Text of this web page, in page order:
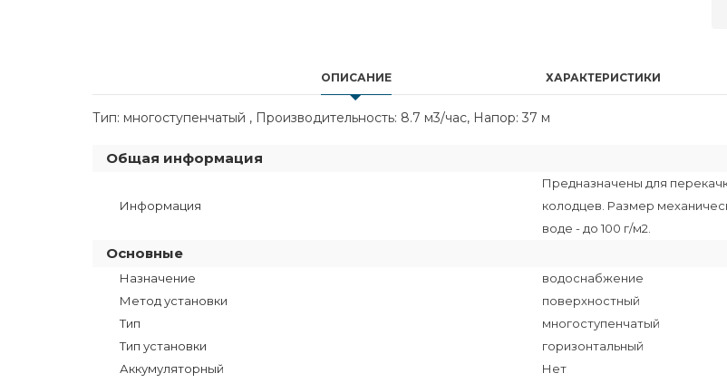
ОПИСАНИЕ ХАРАКТЕРИСТИКИ
Тип: многоступенчатый , Производительность: 8.7 м3/час, Напор: 37 м
Общая информация
Информация
Предназначены для
колодцев. Размер
воде - до 100 г/м2.
Основные
Назначение
водоснабжение
Метод установки
поверхностный
Тип
многоступенчатый
Тип установки
горизонтальный
Аккумуляторный
Нет